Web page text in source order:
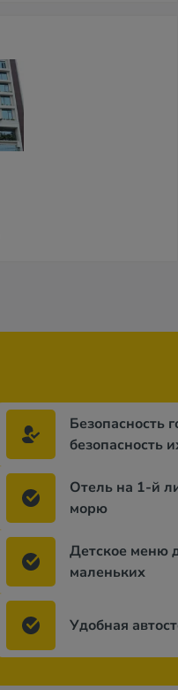
Безопасность
безопасность
Отель на 1-й
морю
Детское меню
маленьких
Удобная